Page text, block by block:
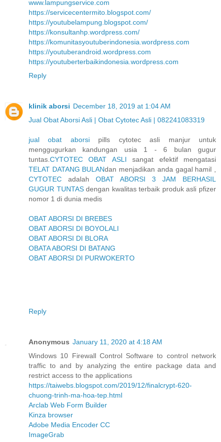
www.lampungservice.com
https://servicecentermito.blogspot.com/
https://youtubelampung.blogspot.com/
https://konsultanhp.wordpress.com/
https://komunitasyoutuberindonesia.wordpress.com
https://youtuberandroid.wordpress.com
https://youtuberterbaikindonesia.wordpress.com
Reply
klinik aborsi December 18, 2019 at 1:04 AM
Jual Obat Aborsi Asli | Obat Cytotec Asli | 082241083319
jual obat aborsipills cytotec asli manjur untuk
menggugurkan kandungan usia 1 - 6 bulan gugur
tuntas.CYTOTEC OBAT ASLI sangat efektif mengatasi
TELAT DATANG BULANdan menjadikan anda gagal hamil ,
CYTOTEC adalah OBAT ABORSI 3 JAM BERHASIL
GUGUR TUNTASdengan kwalitas terbaik produk asli pfizer
nomor 1 di dunia medis
OBAT ABORSI DI BREBES
OBAT ABORSI DI BOYOLALI
OBAT ABORSI DI BLORA
OBATA ABORSI DI BATANG
OBAT ABORSI DI PURWOKERTO
Reply
Anonymous January 11, 2020 at 4:18 AM
Windows 10 Firewall Control Software to control network
traffic to and by analyzing the entire package data and
restrict access to the applications
https://taiwebs.blogspot.com/2019/12/finalcrypt-620-
chuong-trinh-ma-hoa-tep.html
Arclab Web Form Builder
Kinza browser
Adobe Media Encoder CC
ImageGrab